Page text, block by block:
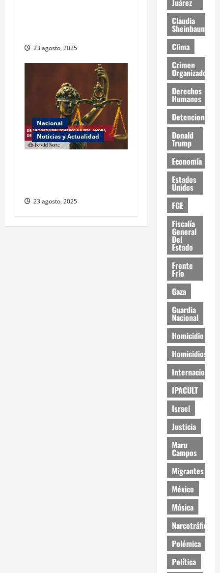
23 agosto, 2025
Nacional
Noticias y Actualidad
23 agosto, 2025
Juárez
Claudia
Sheinbaum
Clima
Crimen
Organizado
Derechos
Humanos
Detenciones
Donald
Trump
Economía
Estados
Unidos
FGE
Fiscalía
General
Del
Estado
Frente
Frío
Gaza
Guardia
Nacional
Homicidio
Homicidios
Internacional
IPACULT
Israel
Justicia
Maru
Campos
Migrantes
México
Música
Narcotráfico
Polémica
Política